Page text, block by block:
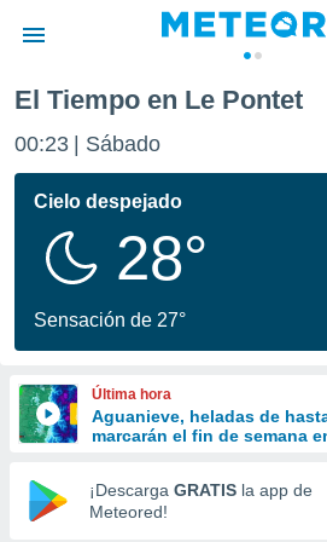
de
por
se
calidad.
a este
las
y
forma
digital
basada
El Tiempo en Le Pontet
00:23 Sábado
Cielo despejado
28°
Sensación de 27°
Última hora
Aguanieve, heladas de
marcarán el fin de semana
¡Descarga GRATIS la app de
Meteored!